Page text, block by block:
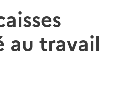
au travail